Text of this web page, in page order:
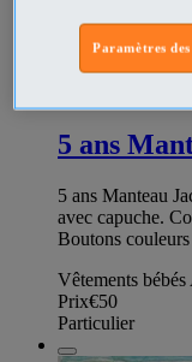
5 ans
5 ans Manteau
avec capuche.
Boutons
Vêtements
Prix€50
Particulier
Paramètres